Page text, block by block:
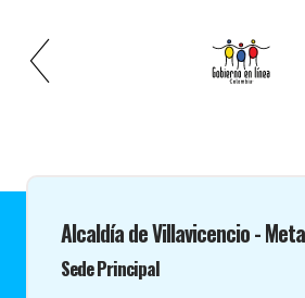
Alcaldía de Villavicencio - Meta
Sede Principal